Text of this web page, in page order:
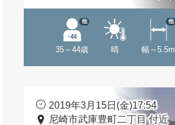
35～44歳
他
晴 幅～5.5m
他
2019年3月15日(金)17:54
尼崎市武庫豊町二丁目 付近